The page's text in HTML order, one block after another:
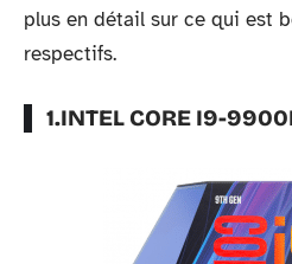
plus en détail sur ce qui est
respectifs.
1.INTEL CORE I9-